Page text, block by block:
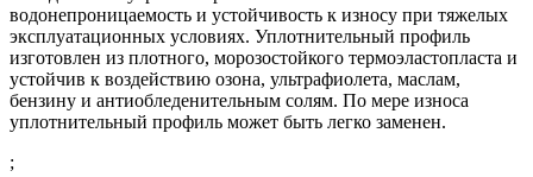
водонепроницаемость и устойчивость к износу при тяжелых
эксплуатационных условиях. Уплотнительный профиль
изготовлен из плотного, морозостойкого термоэластопласта и
устойчив к воздействию озона, ультрафиолета, маслам,
бензину и антиобледенительным солям. По мере износа
уплотнительный профиль может быть легко заменен.
;